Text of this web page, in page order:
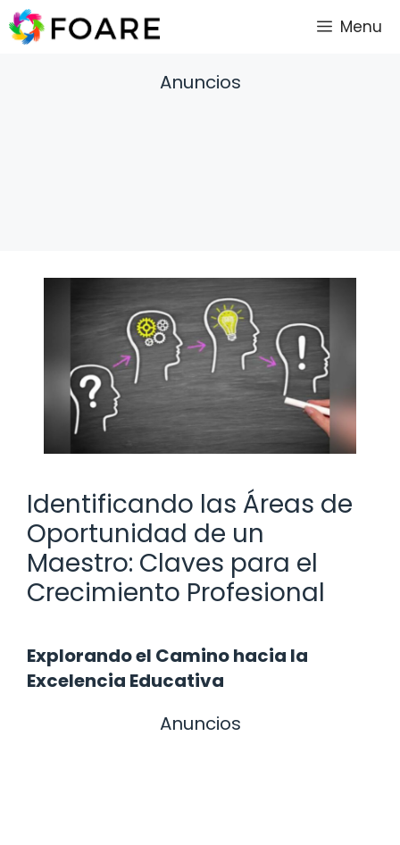
Saltar
al
Menu
Anuncios
Identificando las Áreas de
Oportunidad de un
Maestro: Claves para el
Crecimiento Profesional
Explorando el Camino hacia la
Excelencia Educativa
Anuncios